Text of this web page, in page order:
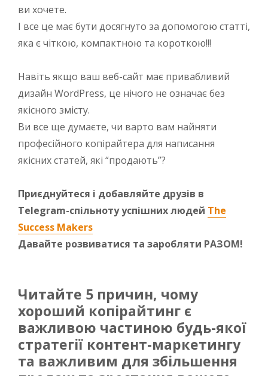
ви хочете.
І все це має бути досягнуто за допомогою статті,
яка є чіткою, компактною та короткою!!!
Навіть якщо ваш веб-сайт має привабливий
дизайн WordPress, це нічого не означає без
якісного змісту.
Ви все ще думаєте, чи варто вам найняти
професійного копірайтера для написання
якісних статей, які “продають”?
Приєднуйтеся і добавляйте друзів в
Telegram-спільноту успішних людей The
Success Makers
Давайте розвиватися та заробляти РАЗОМ!
Читайте 5 причин, чому
хороший копірайтинг є
важливою частиною будь-якої
стратегії контент-маркетингу
та важливим для збільшення